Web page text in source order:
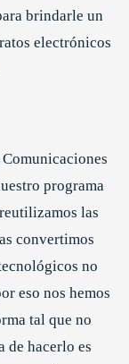
brindarle un
electrónicos
programa
las
convertimos
no
eso nos hemos
tal que no
de hacerlo es